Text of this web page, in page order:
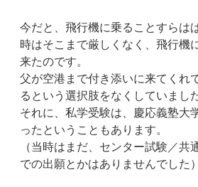
今だと、飛行機に乗ることすらは
時はそこまで厳しくなく、飛行機
来たのです。
父が空港まで付き添いに来てくれ
るという選択肢をなくしていまし
それに、私学受験は、慶応義塾大
ったということもあります。
（当時はまだ、センター試験／共
での出願とかはありませんでした）